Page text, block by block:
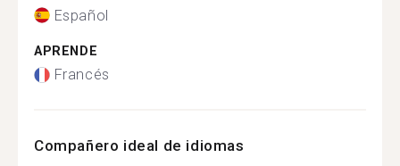
Español
APRENDE
Francés
Compañero ideal de idiomas